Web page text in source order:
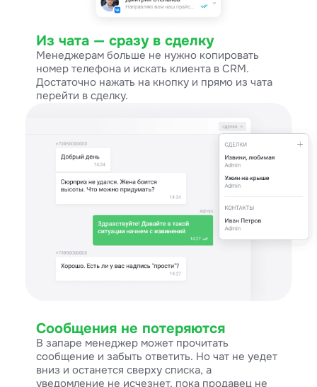
Из чата — сразу в сделку
Менеджерам больше не нужно копировать
номер телефона и искать клиента в CRM.
Достаточно нажать на кнопку и прямо из чата
перейти в сделку.
Сообщения не потеряются
В запаре менеджер может прочитать
сообщение и забыть ответить. Но чат не уедет
вниз и останется сверху списка, а
уведомление не исчезнет, пока продавец не